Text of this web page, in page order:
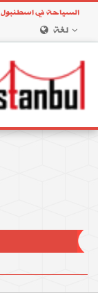
السياحة في اسطنبول
لغة